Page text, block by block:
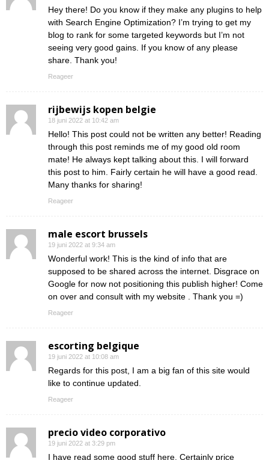
Hey there! Do you know if they make any plugins to help
with Search Engine Optimization? I’m trying to get my
blog to rank for some targeted keywords but I’m not
seeing very good gains. If you know of any please
share. Thank you!
Reageer
rijbewijs kopen belgie
18 juni 2022 at 10:42 am
Hello! This post could not be written any better! Reading
through this post reminds me of my good old room
mate! He always kept talking about this. I will forward
this post to him. Fairly certain he will have a good read.
Many thanks for sharing!
Reageer
male escort brussels
19 juni 2022 at 9:34 am
Wonderful work! This is the kind of info that are
supposed to be shared across the internet. Disgrace on
Google for now not positioning this publish higher! Come
on over and consult with my website . Thank you =)
Reageer
escorting belgique
19 juni 2022 at 10:08 am
Regards for this post, I am a big fan of this site would
like to continue updated.
Reageer
precio video corporativo
19 juni 2022 at 3:29 pm
I have read some good stuff here. Certainly price